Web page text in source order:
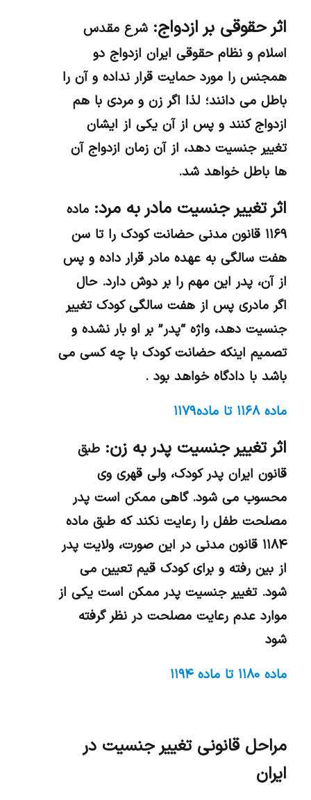
اثر حقوقی بر ازدواج: شرع مقدس
اسلام و نظام حقوقی ایران ازدواج دو
همجنس را مورد حمایت قرار نداده و آن را
باطل می دانند؛ لذا اگر زن و مردی با هم
ازدواج کنند و پس از آن یکی از ایشان
تغییر جنسیت دهد، از آن زمان ازدواج آن
ها باطل خواهد شد.
اثر تغییر جنسیت مادر به مرد: ماده
۱۱۶۹ قانون مدنی حضانت کودک را تا سن
هفت سالگی به عهده مادر قرار داده و پس
از آن، پدر این مهم را بر دوش دارد. حال
اگر مادری پس از هفت سالگی کودک تغییر
جنسیت دهد، واژه “پدر” بر او بار نشده و
تصمیم اینکه حضانت کودک با چه کسی می
باشد با دادگاه خواهد بود .
ماده ۱۱۶۸ تا ماده ۱۱۷۹
اثر تغییر جنسیت پدر به زن: طبق
قانون ایران پدر کودک، ولی قهری وی
محسوب می شود. گاهی ممکن است پدر
مصلحت طفل را رعایت نکند که طبق ماده
۱۱۸۴ قانون مدنی در این صورت، ولایت پدر
از بین رفته و برای کودک قیم تعیین می
شود. تغییر جنسیت پدر ممکن است یکی از
موارد عدم رعایت مصلحت در نظر گرفته
شود
ماده ۱۱۸۰ تا ماده ۱۱۹۴
مراحل قانونی تغییر جنسیت در
ایران